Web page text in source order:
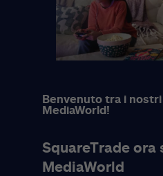
Benvenuto tra i
MediaWorld!
SquareTrade ora
MediaWorld